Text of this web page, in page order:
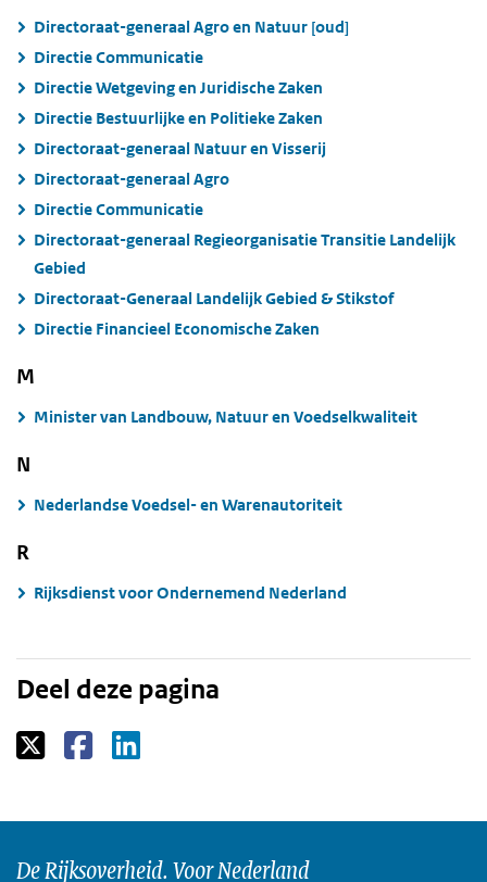
Directoraat-generaal Agro en Natuur [oud]
Directie Communicatie
Directie Wetgeving en Juridische Zaken
Directie Bestuurlijke en Politieke Zaken
Directoraat-generaal Natuur en Visserij
Directoraat-generaal Agro
Directie Communicatie
Directoraat-generaal Regieorganisatie Transitie Landelijk
Gebied
Directoraat-Generaal Landelijk Gebied & Stikstof
Directie Financieel Economische Zaken
M
Minister van Landbouw, Natuur en Voedselkwaliteit
N
Nederlandse Voedsel- en Warenautoriteit
R
Rijksdienst voor Ondernemend Nederland
Deel deze pagina
De Rijksoverheid. Voor Nederland